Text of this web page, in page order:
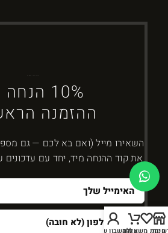
10%
ההזמנה
השאירו מייל (ואם בא לכם — גם
את קוד ההנחה מיד, יחד עם עדכונים
חנות משאלות
עגלה
החשבון שלי